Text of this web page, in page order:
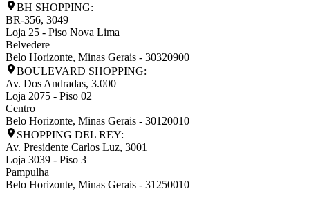
BH SHOPPING:
BR-356, 3049
Loja 25 - Piso Nova Lima
Belvedere
Belo Horizonte, Minas Gerais - 30320900
BOULEVARD SHOPPING:
Av. Dos Andradas, 3.000
Loja 2075 - Piso 02
Centro
Belo Horizonte, Minas Gerais - 30120010
SHOPPING DEL REY:
Av. Presidente Carlos Luz, 3001
Loja 3039 - Piso 3
Pampulha
Belo Horizonte, Minas Gerais - 31250010